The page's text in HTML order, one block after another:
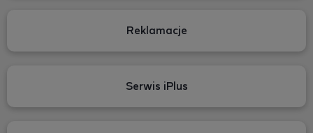
Reklamacje
Serwis iPlus